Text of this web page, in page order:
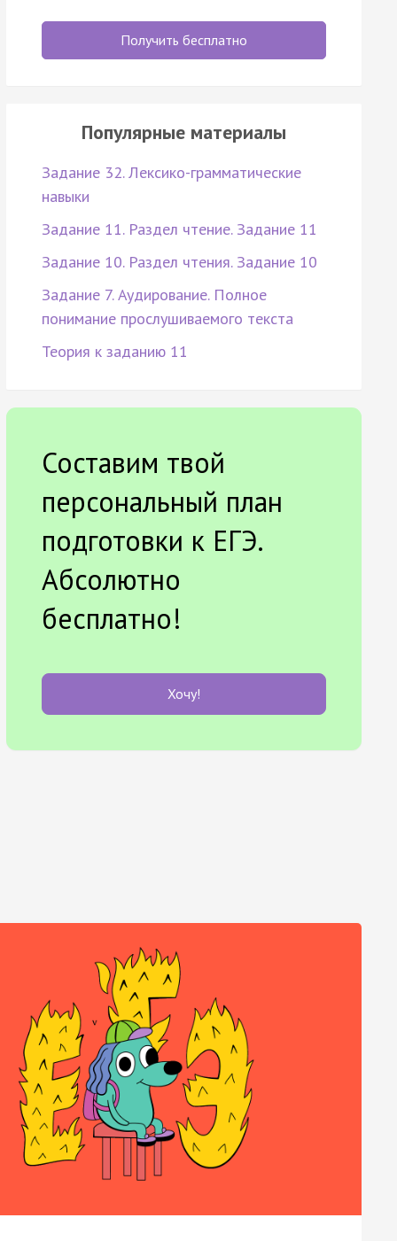
Получить бесплатно
Популярные материалы
Задание 32. Лексико-грамматические
навыки
Задание 11. Раздел чтение. Задание 11
Задание 10. Раздел чтения. Задание 10
Задание 7. Аудирование. Полное
понимание прослушиваемого текста
Теория к заданию 11
Составим твой
персональный план
подготовки к ЕГЭ.
Абсолютно
бесплатно!
Хочу!